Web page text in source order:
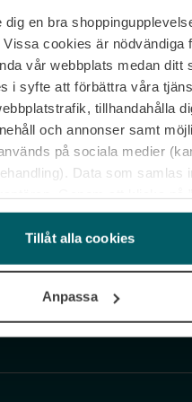
dig en bra
cookies är nödvändiga
vår webbplats medan ditt
i syfte att förbättra våra
tillhandahålla
och annonser samt
på sociala medier
Data som samlas
du samtliga
kan anpassa
ditt samtycke när
Tillåt alla cookies
Anpassa
a beat.
our newsletter.
accepterar du vår Integritetspolicy